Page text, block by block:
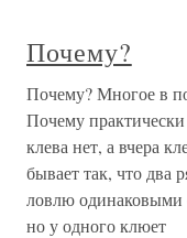
Почему?
Почему? Многое в
Почему
клева нет, а вчера
бывает так, что два
ловлю одинаковыми
но у одного клюет